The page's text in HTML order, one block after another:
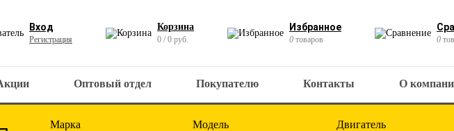
Вход
Регистрация
Корзина
0 / 0 руб.
Избранное
0 товаров 0
Оптовый отдел Покупателю Контакты О
Марка Модель Двигатель